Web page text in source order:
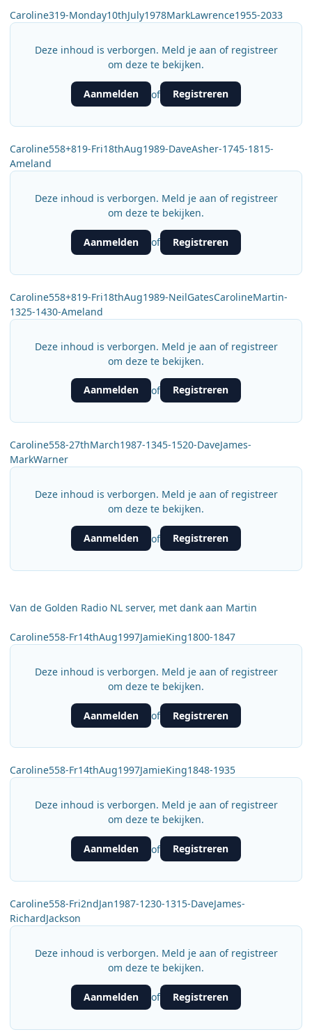
Caroline319-Monday10thJuly1978MarkLawrence1955-2033
Deze inhoud is verborgen. Meld je aan of registreer
om deze te bekijken.
Aanmelden of Registreren
Caroline558+819-Fri18thAug1989-DaveAsher-1745-1815-
Ameland
Deze inhoud is verborgen. Meld je aan of registreer
om deze te bekijken.
Aanmelden of Registreren
Caroline558+819-Fri18thAug1989-NeilGatesCarolineMartin-
1325-1430-Ameland
Deze inhoud is verborgen. Meld je aan of registreer
om deze te bekijken.
Aanmelden of Registreren
Caroline558-27thMarch1987-1345-1520-DaveJames-
MarkWarner
Deze inhoud is verborgen. Meld je aan of registreer
om deze te bekijken.
Aanmelden of Registreren
Van de Golden Radio NL server, met dank aan Martin
Caroline558-Fr14thAug1997JamieKing1800-1847
Deze inhoud is verborgen. Meld je aan of registreer
om deze te bekijken.
Aanmelden of Registreren
Caroline558-Fr14thAug1997JamieKing1848-1935
Deze inhoud is verborgen. Meld je aan of registreer
om deze te bekijken.
Aanmelden of Registreren
Caroline558-Fri2ndJan1987-1230-1315-DaveJames-
RichardJackson
Deze inhoud is verborgen. Meld je aan of registreer
om deze te bekijken.
Aanmelden of Registreren